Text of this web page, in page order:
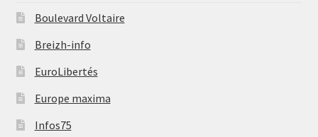
Boulevard Voltaire
Breizh-info
EuroLibertés
Europe maxima
Infos75